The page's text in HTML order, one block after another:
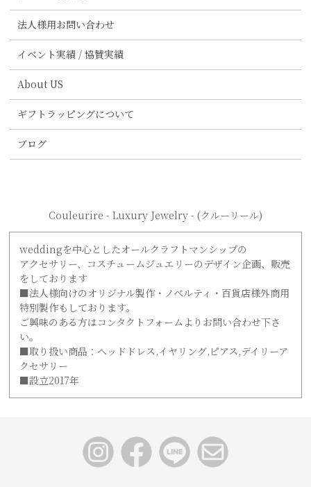
法人様用お問い合わせ
イベント実績 / 協賛実績
About US
ギフトラッピングについて
ブログ
Couleurire - Luxury Jewelry - (クルーリール)
weddingを中心としたオールクラフトマンシップの
アクセサリー、コスチュームジュエリーのデザイン企画、販売
をしております
■法人様向けのオリジナル製作・ノベルティ・百貨店様外商用
特別製作もしております。
ご興味のある方はコンタクトフォームよりお問い合わせ下さ
い。
■取り扱い商品：ヘッドドレス,イヤリング,ピアス,デイリーア
クセサリー
■設立2017年